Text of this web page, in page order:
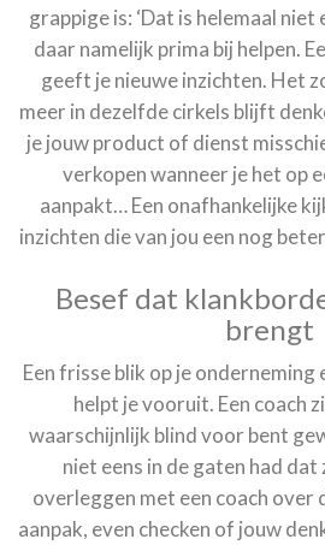
grappige is: ‘Dat is helemaal niet
daar namelijk prima bij helpen.
geeft je nieuwe inzichten. Het
meer in dezelfde cirkels blijft
je jouw product of dienst
verkopen wanneer je het op
aanpakt… Een onafhankelijke
inzichten die van jou een nog
Besef dat
brengt
Een frisse blik op je onderneming
helpt je vooruit. Een coach
waarschijnlijk blind voor bent
niet eens in de gaten had dat
overleggen met een coach over
aanpak, even checken of jouw